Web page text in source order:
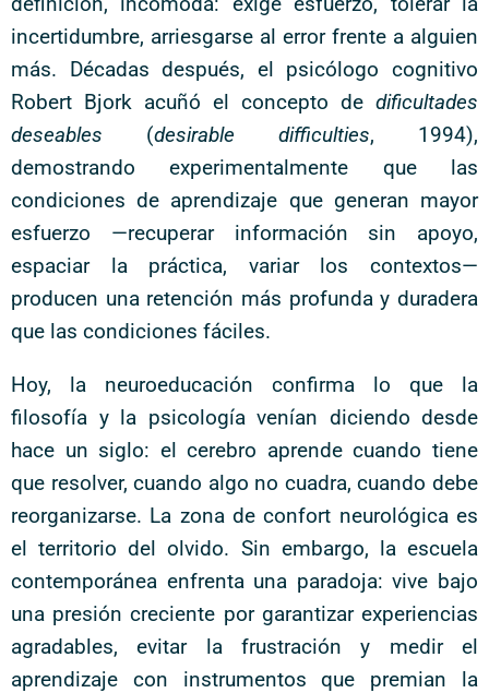
incertidumbre, arriesgarse al error frente a alguien
más. Décadas después, el psicólogo cognitivo
Robert Bjork acuñó el concepto de dificultades
deseables (desirable difficulties, 1994),
demostrando experimentalmente que las
condiciones de aprendizaje que generan mayor
esfuerzo —recuperar información sin apoyo,
espaciar la práctica, variar los contextos—
producen una retención más profunda y duradera
que las condiciones fáciles.
Hoy, la neuroeducación confirma lo que la
filosofía y la psicología venían diciendo desde
hace un siglo: el cerebro aprende cuando tiene
que resolver, cuando algo no cuadra, cuando debe
reorganizarse. La zona de confort neurológica es
el territorio del olvido. Sin embargo, la escuela
contemporánea enfrenta una paradoja: vive bajo
una presión creciente por garantizar experiencias
agradables, evitar la frustración y medir el
aprendizaje con instrumentos que premian la